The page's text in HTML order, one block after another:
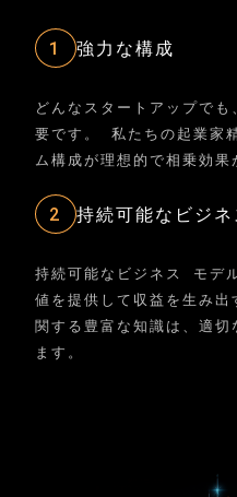
1 強力な構成
どんなスタートアップで
要です。 私たちの起業家
ム構成が理想的で相乗効
2 持続可能なビジ
持続可能なビジネス モデ
値を提供して収益を生み
関する豊富な知識は、適
ます。